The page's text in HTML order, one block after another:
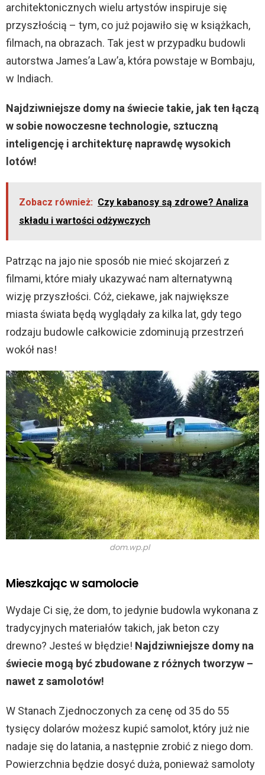
architektonicznych wielu artystów inspiruje się
przyszłością – tym, co już pojawiło się w książkach,
filmach, na obrazach. Tak jest w przypadku budowli
autorstwa James’a Law’a, która powstaje w Bombaju,
w Indiach.
Najdziwniejsze domy na świecie takie, jak ten łączą
w sobie nowoczesne technologie, sztuczną
inteligencję i architekturę naprawdę wysokich
lotów!
Zobacz również: Czy kabanosy są zdrowe? Analiza
składu i wartości odżywczych
Patrząc na jajo nie sposób nie mieć skojarzeń z
filmami, które miały ukazywać nam alternatywną
wizję przyszłości. Cóż, ciekawe, jak największe
miasta świata będą wyglądały za kilka lat, gdy tego
rodzaju budowle całkowicie zdominują przestrzeń
wokół nas!
dom.wp.pl
Mieszkając w samolocie
Wydaje Ci się, że dom, to jedynie budowla wykonana z
tradycyjnych materiałów takich, jak beton czy
drewno? Jesteś w błędzie! Najdziwniejsze domy na
świecie mogą być zbudowane z różnych tworzyw –
nawet z samolotów!
W Stanach Zjednoczonych za cenę od 35 do 55
tysięcy dolarów możesz kupić samolot, który już nie
nadaje się do latania, a następnie zrobić z niego dom.
Powierzchnia będzie dosyć duża, ponieważ samoloty